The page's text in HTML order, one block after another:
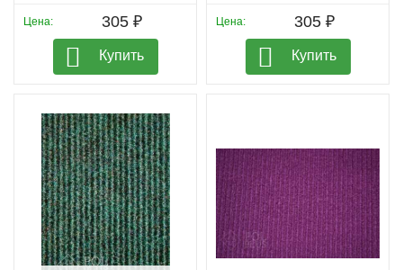
Цена: 305 ₽
Купить
Цена: 305 ₽
Купить